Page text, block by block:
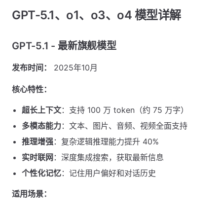
GPT-5.1、o1、o3、o4 模型详解
GPT-5.1 - 最新旗舰模型
发布时间： 2025年10月
核心特性：
超长上下文：支持 100 万 token（约 75 万字）
多模态能力：文本、图片、音频、视频全面支持
推理增强：复杂逻辑推理能力提升 40%
实时联网 ：深度集成搜索，获取最新信息
个性化记忆：记住用户偏好和对话历史
适用场景：